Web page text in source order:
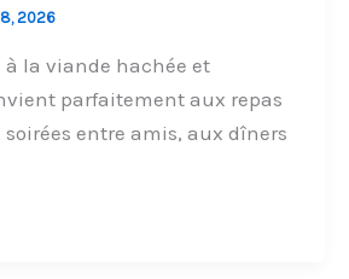
2026
à la viande hachée et
parfaitement aux repas
entre amis, aux dîners